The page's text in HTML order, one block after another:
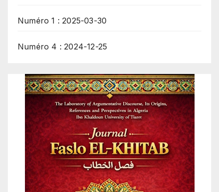
Numéro 1 : 2025-03-30
Numéro 4 : 2024-12-25